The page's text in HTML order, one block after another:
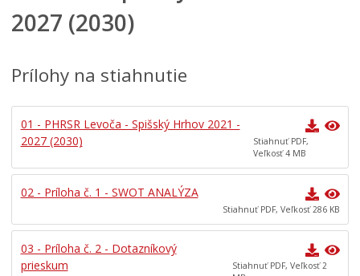
VOĽBY
Všeobecne záväzné nariadenia
Tlačové správy
Rozpočet mesta
Hospodárenie mesta
Transparentné mesto
PROGRAM HOSPODÁRSKEHO A SOCIÁLNEHO ROZVOJA
MESTA LEVOČA
Program hospodárskeho a sociálneho rozvoja mesta
Levoča 2015 – 2017
2027 (2030)
Prílohy na stiahnutie
01 - PHRSR Levoča - Spišský Hrhov 2021 -
2027 (2030)
Stiahnuť PDF,
Veľkosť 4 MB
02 - Príloha č. 1 - SWOT ANALÝZA
Stiahnuť PDF, Veľkosť 286 KB
03 - Príloha č. 2 - Dotazníkový
prieskum
Stiahnuť PDF, Veľkosť 2